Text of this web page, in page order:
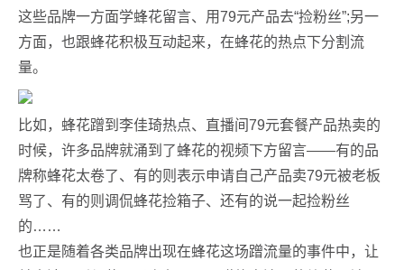
这些品牌一方面学蜂花留言、用79元产品去“捡粉丝”;另一
方面，也跟蜂花积极互动起来，在蜂花的热点下分割流
量。
比如，蜂花蹭到李佳琦热点、直播间79元套餐产品热卖的
时候，许多品牌就涌到了蜂花的视频下方留言——有的品
牌称蜂花太卷了、有的则表示申请自己产品卖79元被老板
骂了、有的则调侃蜂花捡箱子、还有的说一起捡粉丝
的……
也正是随着各类品牌出现在蜂花这场蹭流量的事件中，让